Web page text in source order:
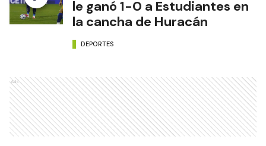
le ganó 1-0 a Estudiantes en
la cancha de Huracán
DEPORTES
Ads